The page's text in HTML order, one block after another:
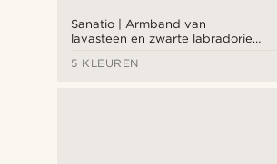
Sanatio | Armband van
lavasteen en zwarte labradoriet
5 KLEUREN